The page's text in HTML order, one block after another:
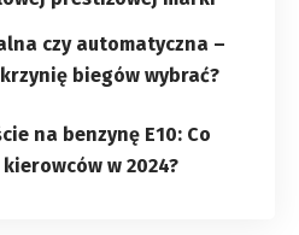
czy automatyczna –
biegów wybrać?
na benzynę E10: Co
w 2024?